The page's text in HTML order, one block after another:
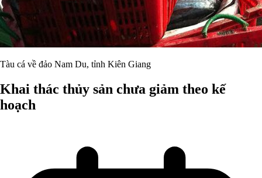
Tàu cá về đảo Nam Du, tỉnh Kiên Giang
Khai thác thủy sản chưa giảm theo kế
hoạch